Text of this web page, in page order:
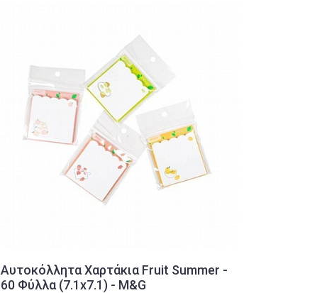
Αυτοκόλλητα Χαρτάκια Fruit Summer -
60 Φύλλα (7.1x7.1) - M&G